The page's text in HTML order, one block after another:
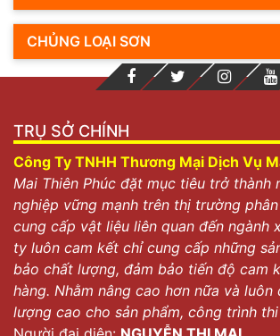
CHỦNG LOẠI SƠN
TRỤ SỞ CHÍNH
Công Ty TNHH Thương Mại Dịch Vụ
Mai Thiên Phúc đặt mục tiêu trở thành
nghiệp vững mạnh trên thị trường
cung cấp vật liệu liên quan đến ngành
ty luôn cam kết chỉ cung cấp những
bảo chất lượng, đảm bảo tiến độ cam
hàng. Nhằm nâng cao hơn nữa và luôn
lượng cao cho sản phẩm, công trình